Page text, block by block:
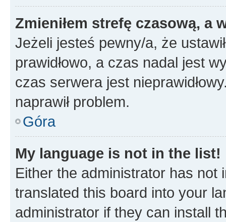
Zmieniłem strefę czasową, a
Jeżeli jesteś pewny/a, że
prawidłowo, a czas nadal jest
czas serwera jest
naprawił problem.
Góra
My language is not in the list!
Either the administrator has not
translated this board into your
administrator if they can install